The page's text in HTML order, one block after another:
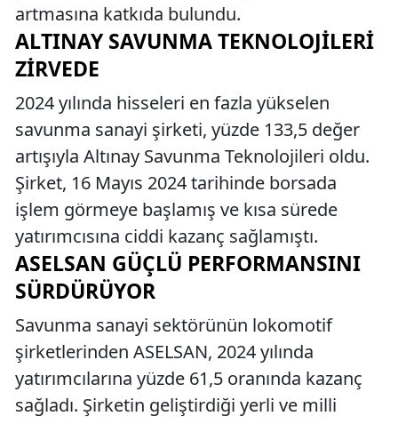
artmasına katkıda bulundu.
ALTINAY SAVUNMA TEKNOLOJILERI
ZIRVEDE
2024 yılında hisseleri en fazla yükselen
savunma sanayi şirketi, yüzde 133,5 değer
artışıyla Altınay Savunma Teknolojileri oldu.
Şirket, 16 Mayıs 2024 tarihinde borsada
işlem görmeye başlamış ve kısa sürede
yatırımcısına ciddi kazanç sağlamıştı.
ASELSAN GÜÇLÜ PERFORMANSINI
SÜRDÜRÜYOR
Savunma sanayi sektörünün lokomotif
şirketlerinden ASELSAN, 2024 yılında
yatırımcılarına yüzde 61,5 oranında kazanç
sağladı. Şirketin geliştirdiği yerli ve milli